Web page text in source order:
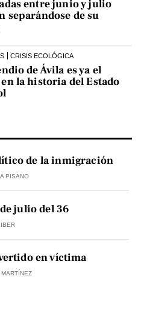
entre junio y julio
separándose de su
CRISIS ECOLÓGICA
de Ávila es ya el
la historia del Estado
de la inmigración
PISANO
julio del 36
en víctima